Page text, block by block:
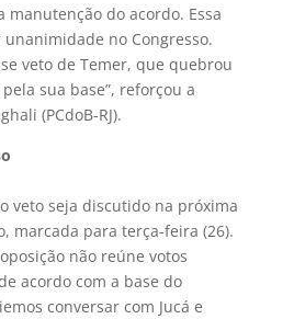
manutenção do acordo. Essa
no Congresso.
veto de Temer, que quebrou
sua base”, reforçou a
(PCdoB-RJ).
veto seja discutido na próxima
marcada para terça-feira (26).
não reúne votos
acordo com a base do
conversar com Jucá e